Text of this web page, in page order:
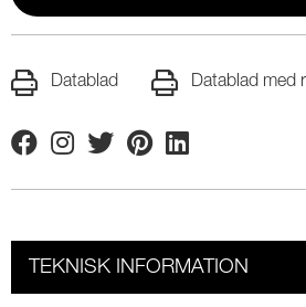
Datablad Datablad med
FacebookInstagram
TwitterPinterestLinkedin
TEKNISK INFORMATION